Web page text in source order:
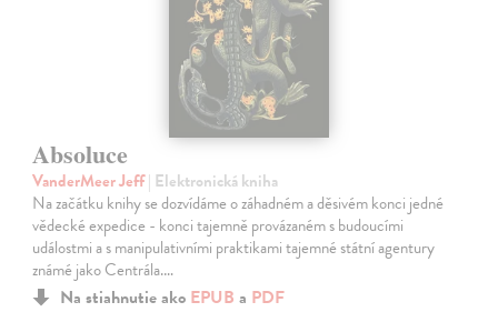
Absoluce
VanderMeer Jeff| Elektronická kniha
Na začátku knihy se dozvídáme o záhadném a děsivém konci jedné
vědecké expedice - konci tajemně provázaném s budoucími
událostmi a s manipulativními praktikami tajemné státní agentury
známé jako Centrála.…
Na stiahnutie ako EPUB a PDF